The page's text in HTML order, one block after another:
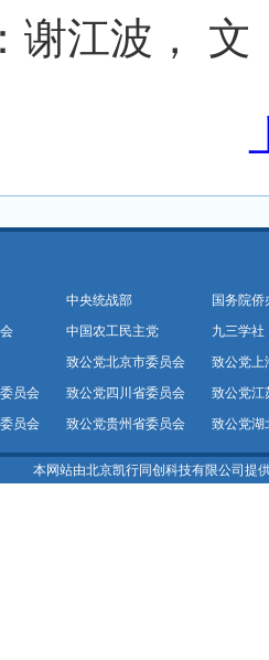
谢江波，
中央统战部
国务院侨
中国农工民主党
九三学社
致公党北京市委员会
致公党上
员会 致公党四川省委员会
致公党江
员会 致公党贵州省委员会 致公党湖
本网站由北京凯行同创科技有限公司提